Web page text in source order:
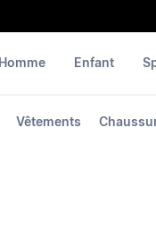
Vêtements
Homme Enfant